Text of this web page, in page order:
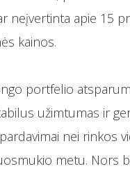
neįvertinta apie 15
kainos.
portfelio
užimtumas ir
nei rinkos
metu. Nors